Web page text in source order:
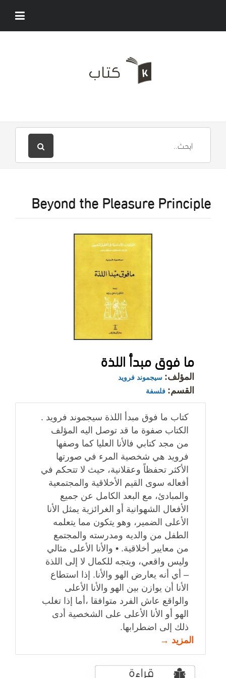
Beyond the Pleasure Principle
ما فوق مبدأ اللذة
المؤلف: سيجموند فرويد
القسم: فلسفة
كتاب ما فوق مبدأ اللذة سيجموند فرويد .
الكتاب صفوة ما قد توصل اليه المؤلف
من مجد كتابي فالأنا العليا كما وصفها
فرويد هي شخصية المرء في صورتها
الأكثر تحفظاً وعقلانية، حيث لا تتحكم في
أفعاله سوى القيم الأخلاقية والمجتمعية
والمبادئ، مع البعد الكامل عن جميع
الأفعال الشهوانية أو الغرائزية يمثل الأنا
الأعلى الضمير، وهو يتكون مما يتعلمه
الطفل من والديه ومدرسته والمجتمع
من معايير أخلاقية. • والأنا الأعلى مثالي
وليس واقعي، ويتجه للكمال لا إلى اللذة
– أي أنه يعارض الهو والأنا. إذا استطاع
الأنا أن يوازن بين الهو والأنا الأعلى
والواقع عاش الفرد متوافقا ،أما إذا تغلب
الهو أو الأنا الأعلى على الشخصية أدى
ذلك إلى اضطرابها.
المزيد →